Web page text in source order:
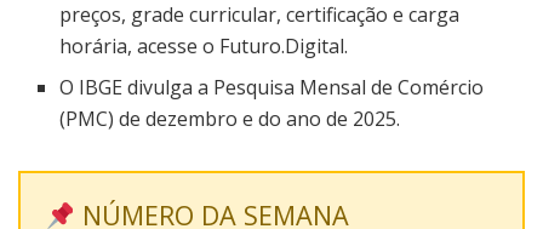
preços, grade curricular, certificação e carga
horária, acesse o Futuro.Digital.
O IBGE divulga a Pesquisa Mensal de Comércio
(PMC) de dezembro e do ano de 2025.
NÚMERO DA SEMANA